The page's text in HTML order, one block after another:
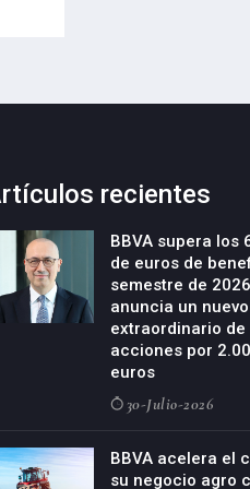
recientes
BBVA supera los
de euros de
semestre de
anuncia un
extraordinario
acciones por
euros
30-Julio-2026
BBVA acelera el
su negocio agro